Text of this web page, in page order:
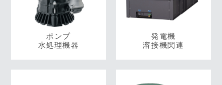
ポンプ
水処理機器
発電機
溶接機関連